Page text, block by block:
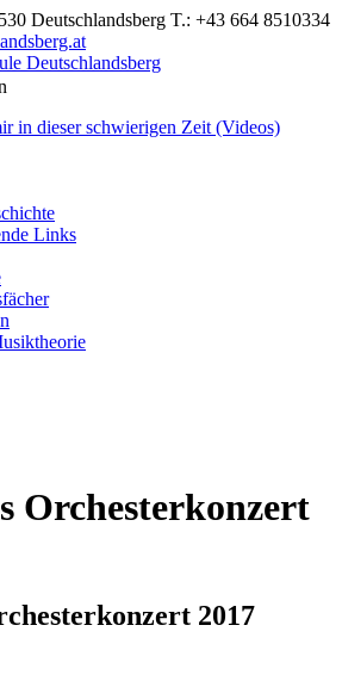
Deutschlandsberg T.: +43 664 8510334
in dieser schwierigen Zeit (Videos)
Links
Orchesterkonzert
2017